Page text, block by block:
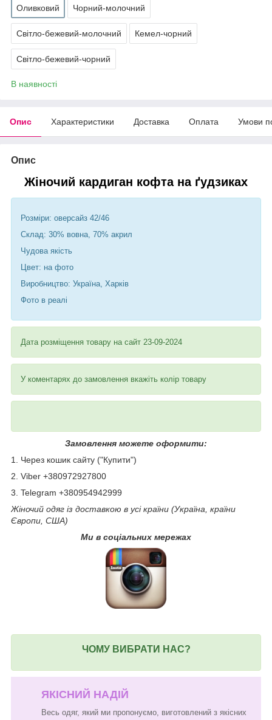
Оливковий Чорний-молочний
Світло-бежевий-молочний Кемел-чорний
Світло-бежевий-чорний
В наявності
Опис Характеристики Доставка Оплата Умови
Опис
Жіночий кардиган кофта на ґудзиках
Розміри: оверсайз 42/46
Склад: 30% вовна, 70% акрил
Чудова якість
Цвет: на фото
Виробництво: Україна, Харків
Фото в реалі
Дата розміщення товару на сайт 23-09-2024
У коментарях до замовлення вкажіть колір товару
Замовлення можете оформити:
1. Через кошик сайту ("Купити")
2. Viber +380972927800
3. Telegram +380954942999
Жіночий одяг із доставкою в усі країни (Україна, країни
Європи, США)
Ми в соціальних мережах
ЧОМУ ВИБРАТИ НАС?
ЯКІСНИЙ НАДІЙ
Весь одяг, який ми пропонуємо, виготовлений з якісних